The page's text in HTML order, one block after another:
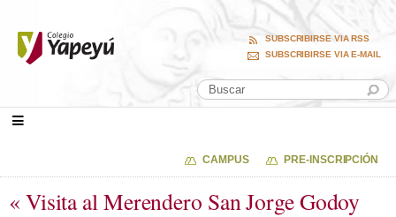
SUBSCRIBIRSE VIA RSS
SUBSCRIBIRSE VIA E-MAIL
CAMPUS PRE-INSCRIPCIÓN
« Visita al Merendero San Jorge Godoy